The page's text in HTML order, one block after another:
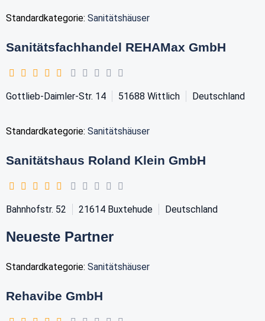
Standardkategorie: Sanitätshäuser
Sanitätsfachhandel REHAMax GmbH
Gottlieb-Daimler-Str. 14 51688 Wittlich Deutschland
Standardkategorie: Sanitätshäuser
Sanitätshaus Roland Klein GmbH
Bahnhofstr. 52 21614 Buxtehude Deutschland
Neueste Partner
Standardkategorie: Sanitätshäuser
Rehavibe GmbH